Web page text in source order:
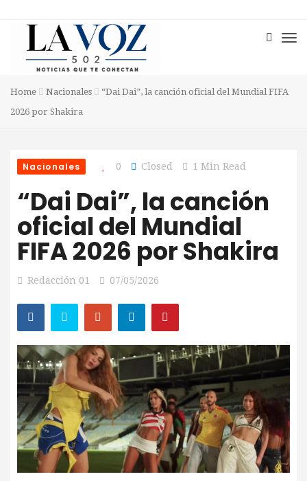
Home Nacionales
“Dai Dai”, la canción oficial del Mundial FIFA
2026 por Shakira
Nacionales 0 Closed 1 Min Read
“Dai Dai”, la canción
oficial del Mundial
FIFA 2026 por Shakira
Redacción 01 07/05/2026